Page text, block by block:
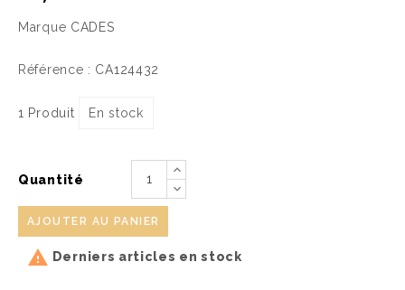
Marque CADES
Référence : CA124432
1 Produit En stock
Quantité
AJOUTER AU PANIER
 Derniers articles en stock